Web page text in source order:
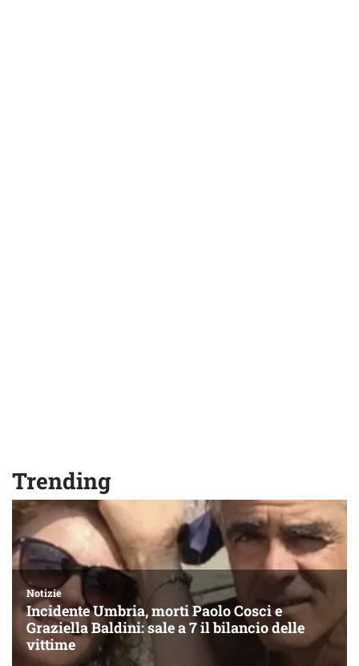
Trending
Notizie
Incidente Umbria, morti Paolo Cosci e
Graziella Baldini: sale a 7 il bilancio delle
vittime